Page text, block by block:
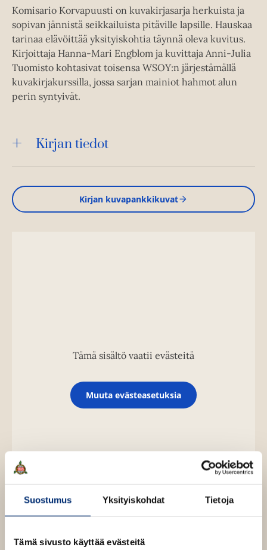
Suostumus Yksityiskohdat Tietoja
Tämä sivusto käyttää evästeitä
Komisario Korvapuusti on kuvakirjasarja herkuista ja
sopivan jännistä seikkailuista pitäville lapsille. Hauskaa
tarinaa elävöittää yksityiskohtia täynnä oleva kuvitus.
Kirjoittaja Hanna-Mari Engblom ja kuvittaja Anni-Julia
Tuomisto kohtasivat toisensa WSOY:n järjestämällä
kuvakirjakurssilla, jossa sarjan mainiot hahmot alun
perin syntyivät.
Kirjan tiedot
Kirjan kuvapankkikuvat
Tämä sisältö vaatii evästeitä
Muuta evästeasetuksia